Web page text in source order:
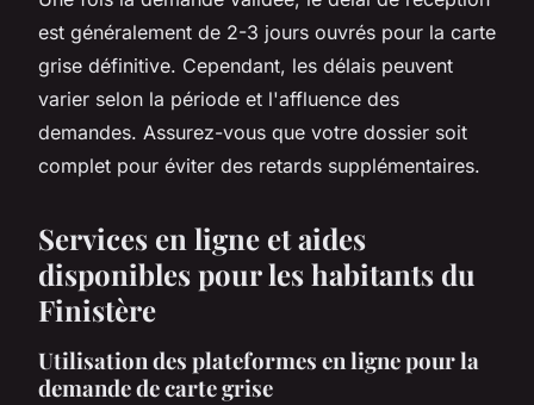
est généralement de 2-3 jours ouvrés pour la carte
grise définitive. Cependant, les délais peuvent
varier selon la période et l'affluence des
demandes. Assurez-vous que votre dossier soit
complet pour éviter des retards supplémentaires.
Services en ligne et aides
disponibles pour les habitants du
Finistère
Utilisation des plateformes en ligne pour la
demande de carte grise